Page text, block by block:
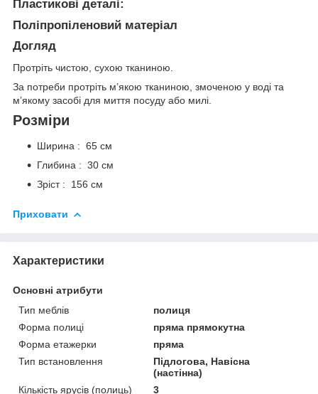
Пластикові деталі:
Поліпропіленовий матеріал
Догляд
Протріть чистою, сухою тканиною.
За потреби протріть м’якою тканиною, змоченою у воді та
м’якому засобі для миття посуду або милі.
Розміри
Ширина : 65 см
Глибина : 30 см
Зріст : 156 см
Приховати
Характеристики
Основні атрибути
Тип меблів
полиця
Форма полиці
пряма прямокутна
Форма етажерки
пряма
Тип встановлення
Підлогова, Навісна
(настінна)
Кількість ярусів (полиць)
3